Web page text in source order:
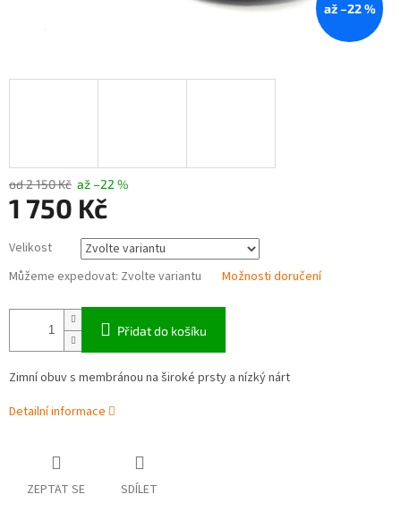
až –22 %
od 2 150 Kč až –22 %
1 750 Kč
cena:
Velikost
Můžeme expedovat: Zvolte variantu Možnosti doručení
Přidat do košíku
Zimní obuv s membránou na široké prsty a nízký nárt
Detailní informace
ZEPTAT SE SDÍLET